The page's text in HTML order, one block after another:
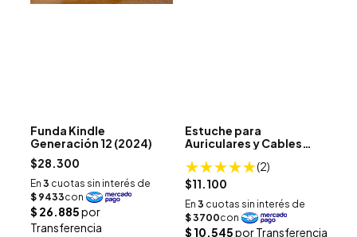
Funda Kindle
Generación 12 (2024)
$28.300
Estuche para
Auriculares y Cables
(2)
$11.100